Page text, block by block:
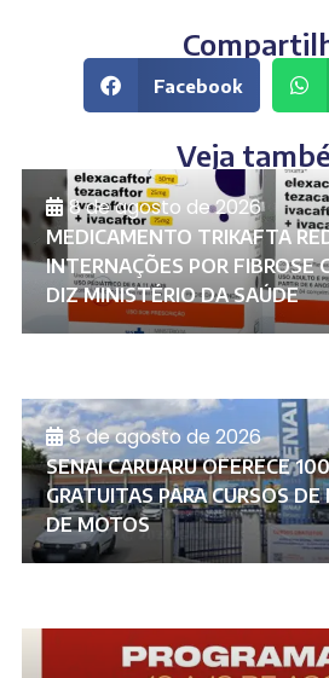
Facebook
Veja
8 de agosto de 2026
MEDICAMENTO TRIKAFTA
INTERNAÇÕES POR FIBROSE
DIZ MINISTÉRIO DA SAÚDE
8 de agosto de 2026
SENAI CARUARU OFERECE
GRATUITAS PARA CURSOS
DE MOTOS